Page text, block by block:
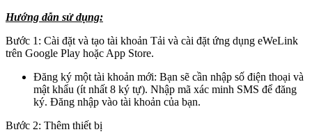
Hướng dẫn sử dụng:
Bước 1: Cài đặt và tạo tài khoản Tải và cài đặt ứng dụng eWeLink
trên Google Play hoặc App Store.
Đăng ký một tài khoản mới: Bạn sẽ cần nhập số điện thoại và
mật khẩu (ít nhất 8 ký tự). Nhập mã xác minh SMS để đăng
ký. Đăng nhập vào tài khoản của bạn.
Bước 2: Thêm thiết bị